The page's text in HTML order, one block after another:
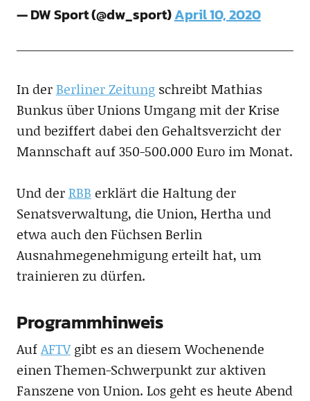
— DW Sport (@dw_sport)April 10, 2020
In derBerliner Zeitungschreibt Mathias
Bunkus über Unions Umgang mit der Krise
und beziffert dabei den Gehaltsverzicht der
Mannschaft auf 350-500.000 Euro im Monat.
Und derRBB erklärt die Haltung der
Senatsverwaltung, die Union, Hertha und
etwa auch den Füchsen Berlin
Ausnahmegenehmigung erteilt hat, um
trainieren zu dürfen.
Programmhinweis
AufAFTVgibt es an diesem Wochenende
einen Themen-Schwerpunkt zur aktiven
Fanszene von Union. Los geht es heute Abend